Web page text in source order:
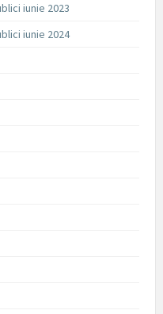
iunie 2023
iunie 2024